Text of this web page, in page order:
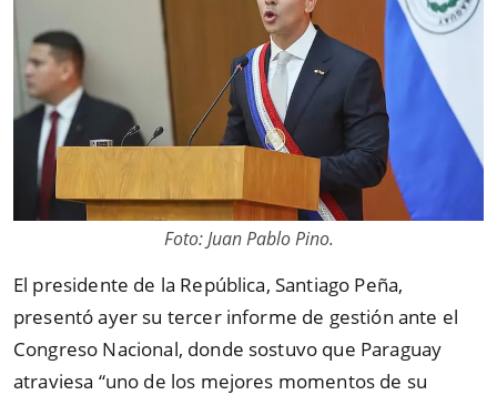
Foto: Juan Pablo Pino.
El presidente de la República, Santiago Peña,
presentó ayer su tercer informe de gestión ante el
Congreso Nacional, donde sostuvo que Paraguay
atraviesa “uno de los mejores momentos de su